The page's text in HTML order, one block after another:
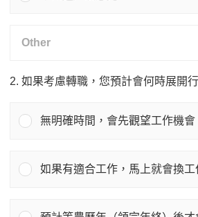
2. 如果考慮轉職，您預計會何時展開
無明確時間，會先觀望工作機會
如果有適合工作，馬上就會換工